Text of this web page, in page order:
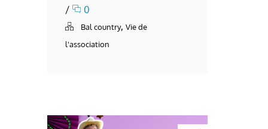
/
0
Bal country, Vie de
l'association